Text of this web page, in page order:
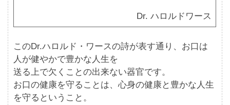
Dr. ハロルドワース
このDr.ハロルド・ワースの詩が表す通り、お口は
人が健やかで豊かな人生を
送る上で欠くことの出来ない器官です。
お口の健康を守ることは、心身の健康と豊かな人生
を守るということ。